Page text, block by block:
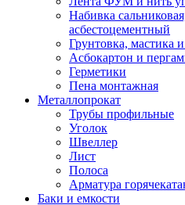
Набивка
асбестоцементный
Грунтовка, мастика
Асбокартон и
Герметики
Пена монтажная
Металлопрокат
Трубы профильные
Уголок
Швеллер
Лист
Полоса
Арматура
Баки и емкости